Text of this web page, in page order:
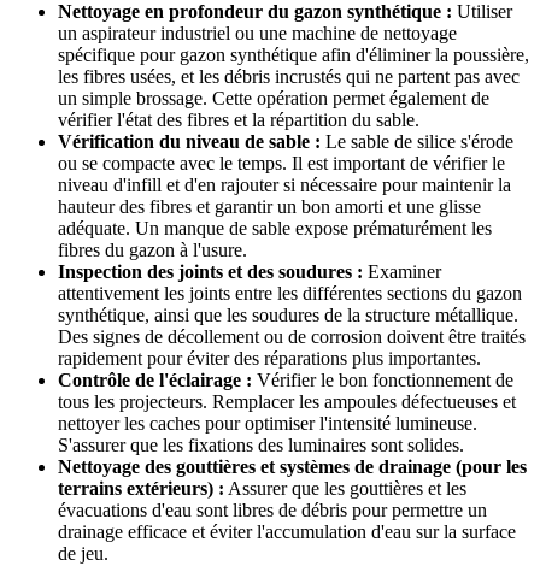
Nettoyage en profondeur du gazon synthétique : Utiliser
un aspirateur industriel ou une machine de nettoyage
spécifique pour gazon synthétique afin d'éliminer la poussière,
les fibres usées, et les débris incrustés qui ne partent pas avec
un simple brossage. Cette opération permet également de
vérifier l'état des fibres et la répartition du sable.
Vérification du niveau de sable : Le sable de silice s'érode
ou se compacte avec le temps. Il est important de vérifier le
niveau d'infill et d'en rajouter si nécessaire pour maintenir la
hauteur des fibres et garantir un bon amorti et une glisse
adéquate. Un manque de sable expose prématurément les
fibres du gazon à l'usure.
Inspection des joints et des soudures : Examiner
attentivement les joints entre les différentes sections du gazon
synthétique, ainsi que les soudures de la structure métallique.
Des signes de décollement ou de corrosion doivent être traités
rapidement pour éviter des réparations plus importantes.
Contrôle de l'éclairage : Vérifier le bon fonctionnement de
tous les projecteurs. Remplacer les ampoules défectueuses et
nettoyer les caches pour optimiser l'intensité lumineuse.
S'assurer que les fixations des luminaires sont solides.
Nettoyage des gouttières et systèmes de drainage (pour les
terrains extérieurs) : Assurer que les gouttières et les
évacuations d'eau sont libres de débris pour permettre un
drainage efficace et éviter l'accumulation d'eau sur la surface
de jeu.